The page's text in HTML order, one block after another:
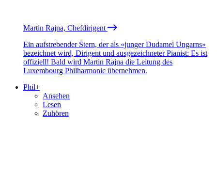
Martin Rajna, Chefdirigent
Ein aufstrebender Stern, der als «junger Dudamel Ungarns»
bezeichnet wird, Dirigent und ausgezeichneter Pianist: Es ist
offiziell! Bald wird Martin Rajna die Leitung des
Luxembourg Philharmonic übernehmen.
Phil+
Ansehen
Lesen
Zuhören